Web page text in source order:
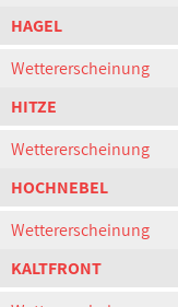
HAGEL
Wettererscheinung
HITZE
Wettererscheinung
HOCHNEBEL
Wettererscheinung
KALTFRONT